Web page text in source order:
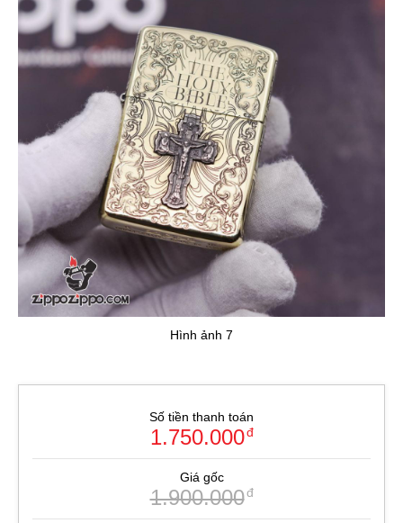
Hình ảnh 7
Số tiền thanh toán
1.750.000đ
Giá gốc
1.900.000đ